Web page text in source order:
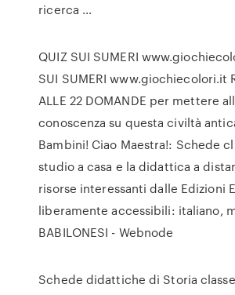
ricerca …
QUIZ SUI SUMERI
SUI SUMERI www.giochiecolori.it
ALLE 22 DOMANDE per mettere
conoscenza su questa civiltà
Bambini! Ciao Maestra!: Schede
studio a casa e la didattica a
risorse interessanti dalle Edizioni
liberamente accessibili: italiano,
BABILONESI - Webnode
Schede didattiche di Storia